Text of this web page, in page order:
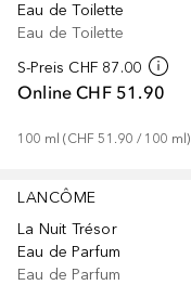
Eau de Toilette
Eau de Toilette
S-Preis CHF 87.00
Online CHF 51.90
100 ml (CHF 51.90 / 100 ml)
LANCÔME
La Nuit Trésor
Eau de Parfum
Eau de Parfum